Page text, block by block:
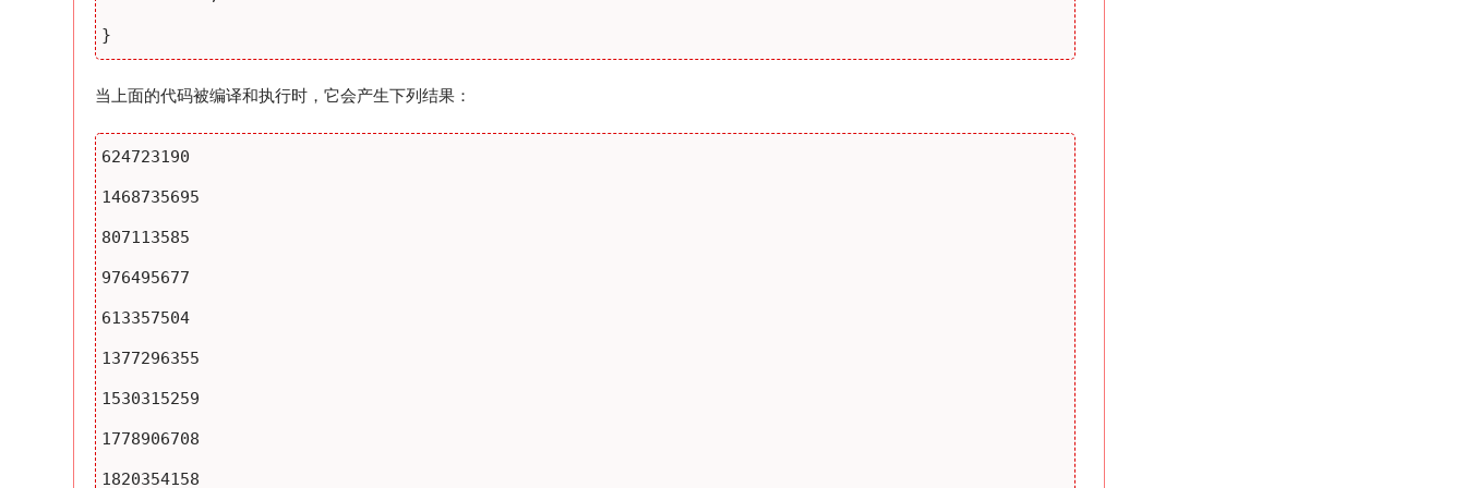
当上面的代码被编译和执行时，它会产生下列结果：
624723190
1468735695
807113585
976495677
613357504
1377296355
1530315259
1778906708
1820354158